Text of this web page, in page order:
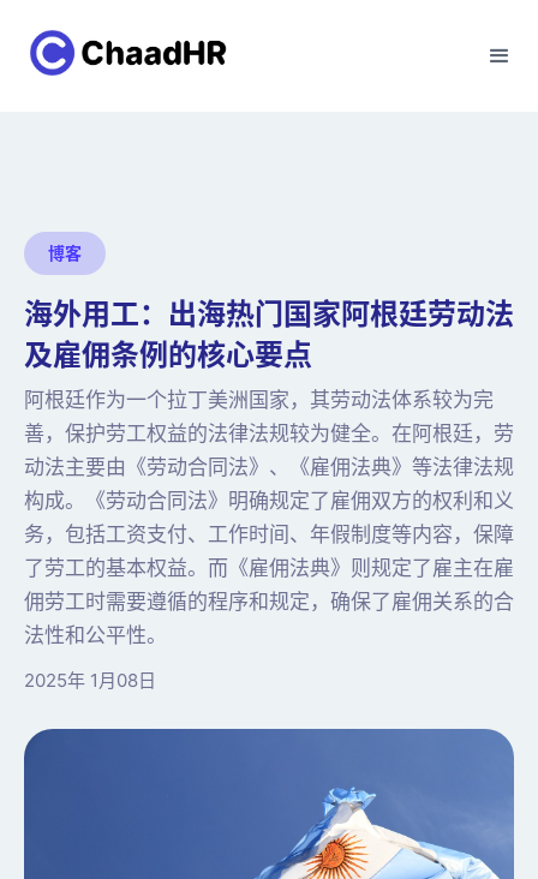
博客
海外用工：出海热门国家阿根廷劳动法
及雇佣条例的核心要点
阿根廷作为一个拉丁美洲国家，其劳动法体系较为完
善，保护劳工权益的法律法规较为健全。在阿根廷，劳
动法主要由《劳动合同法》、《雇佣法典》等法律法规
构成。《劳动合同法》明确规定了雇佣双方的权利和义
务，包括工资支付、工作时间、年假制度等内容，保障
了劳工的基本权益。而《雇佣法典》则规定了雇主在雇
佣劳工时需要遵循的程序和规定，确保了雇佣关系的合
法性和公平性。
2025年 1月08日